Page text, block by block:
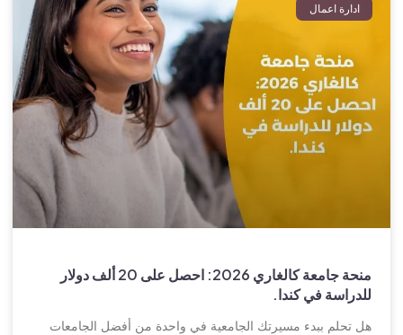
ادارة اعمال
منحة جامعة كالغاري 2026: احصل على 20 ألف دولار
للدراسة في كندا.
هل تحلم ببدء مسيرتك الجامعية في واحدة من أفضل الجامعات